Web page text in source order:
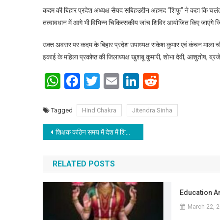
कदम की बिहार प्रदेश अध्यक्ष सैयद सबिहउद्दीन अहमद “शिफू” ने कहा कि
तत्वावधान में आगे भी विभिन्न चिकित्सकीय जांच शिविर आयोजित किए जाएंगे
उक्त अवसर पर कदम के बिहार प्रदेश उपाध्यक्ष राकेश कुमार एवं कंचन माला
इकाई के महिला प्रकोष्ठ की जिलाध्यक्ष खुशबू कुमारी, शोभा देवी, आशुतोष,
WhatsApp
Facebook
Twitter
EmailLinkedIn
Tagged Hind Chakra Jitendra Sinha
Post navigation
शिक्षक कठिन समय में देश में शिक्षा और विद्यार्थियों के भविष्य के लिए जो योगदान दिया है, वो अतुलनीय है, सराहनीय है: पीएम मोदी
RELATED POSTS
Education
March 22,